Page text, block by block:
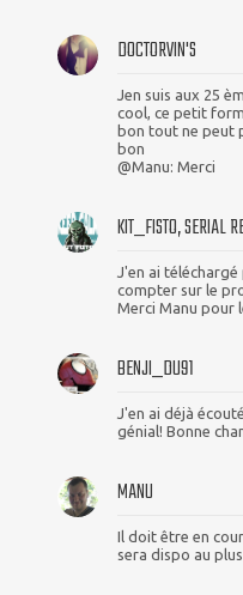
DOCTORVIN'S
Jen suis aux 25
cool, ce petit
bon tout ne peut
bon
@Manu: Merci
KIT_FISTO, SERIAL
J'en ai
compter sur le
Merci Manu pour
BENJI_DU91
J'en ai déjà
génial! Bonne
MANU
Il doit être en
sera dispo au